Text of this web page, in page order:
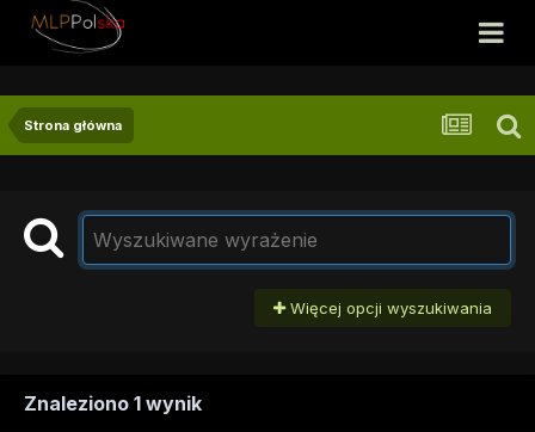
Strona główna
Więcej opcji wyszukiwania
Znaleziono 1 wynik